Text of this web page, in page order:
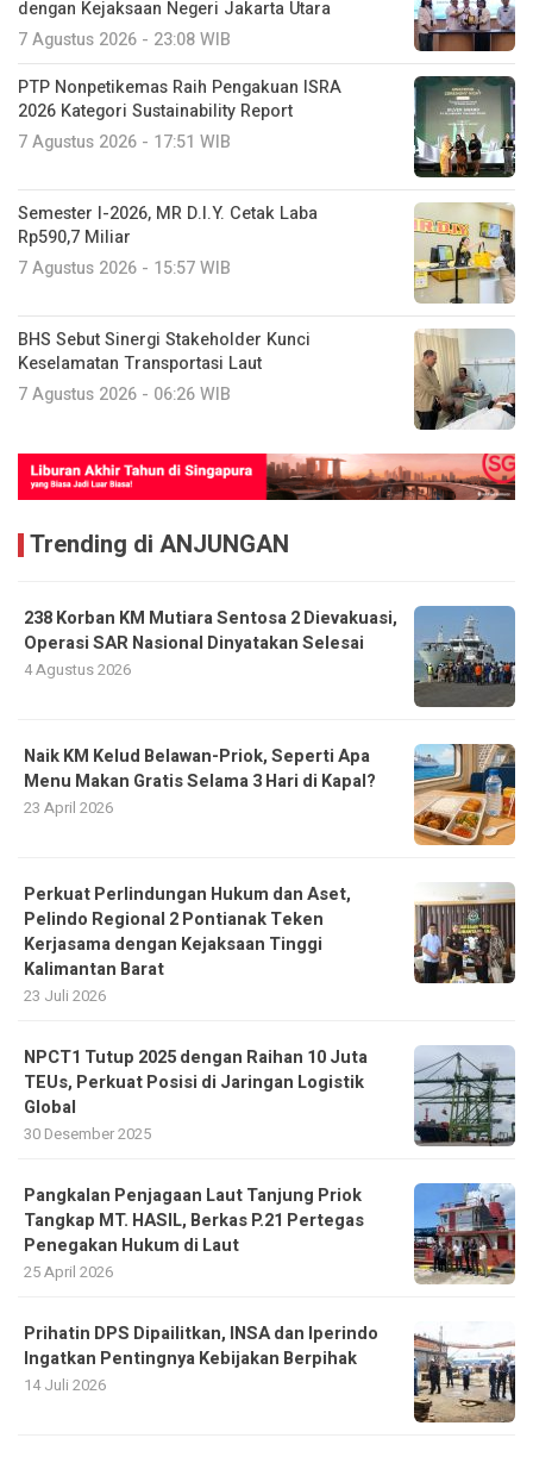
dengan Kejaksaan Negeri Jakarta Utara
7 Agustus 2026 - 23:08 WIB
PTP Nonpetikemas Raih Pengakuan ISRA
2026 Kategori Sustainability Report
7 Agustus 2026 - 17:51 WIB
Semester I-2026, MR D.I.Y. Cetak Laba
Rp590,7 Miliar
7 Agustus 2026 - 15:57 WIB
BHS Sebut Sinergi Stakeholder Kunci
Keselamatan Transportasi Laut
7 Agustus 2026 - 06:26 WIB
Trending di ANJUNGAN
238 Korban KM Mutiara Sentosa 2 Dievakuasi,
Operasi SAR Nasional Dinyatakan Selesai
4 Agustus 2026
Naik KM Kelud Belawan-Priok, Seperti Apa
Menu Makan Gratis Selama 3 Hari di Kapal?
23 April 2026
Perkuat Perlindungan Hukum dan Aset,
Pelindo Regional 2 Pontianak Teken
Kerjasama dengan Kejaksaan Tinggi
Kalimantan Barat
23 Juli 2026
NPCT1 Tutup 2025 dengan Raihan 10 Juta
TEUs, Perkuat Posisi di Jaringan Logistik
Global
30 Desember 2025
Pangkalan Penjagaan Laut Tanjung Priok
Tangkap MT. HASIL, Berkas P.21 Pertegas
Penegakan Hukum di Laut
25 April 2026
Prihatin DPS Dipailitkan, INSA dan Iperindo
Ingatkan Pentingnya Kebijakan Berpihak
14 Juli 2026